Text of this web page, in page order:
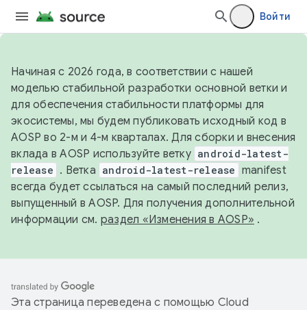
Войти
Начиная с 2026 года, в соответствии с нашей
моделью стабильной разработки основной ветки и
для обеспечения стабильности платформы для
экосистемы, мы будем публиковать исходный код в
AOSP во 2-м и 4-м кварталах. Для сборки и внесения
вклада в AOSP используйте ветку android-latest-
release . Ветка android-latest-release manifest
всегда будет ссылаться на самый последний релиз,
выпущенный в AOSP. Для получения дополнительной
информации см. раздел «Изменения в AOSP» .
Эта страница переведена с помощью Cloud